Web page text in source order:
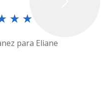
★ ★
para Eliane